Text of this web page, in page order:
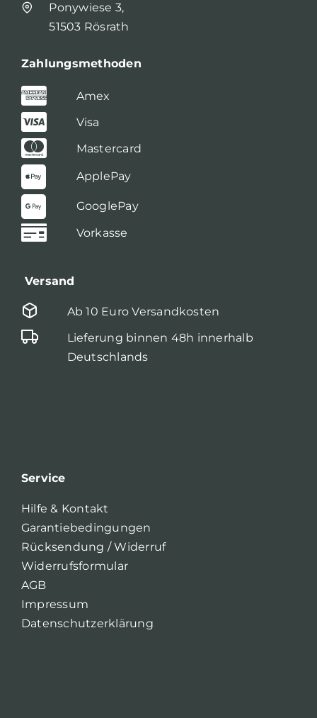
Ponywiese 3,
51503 Rösrath
Zahlungsmethoden
Amex
Visa
Mastercard
ApplePay
GooglePay
Vorkasse
Versand
Ab 10 Euro Versandkosten
Lieferung binnen 48h innerhalb
Deutschlands
Service
Hilfe & Kontakt
Garantiebedingungen
Rücksendung / Widerruf
Widerrufsformular
AGB
Impressum
Datenschutzerklärung